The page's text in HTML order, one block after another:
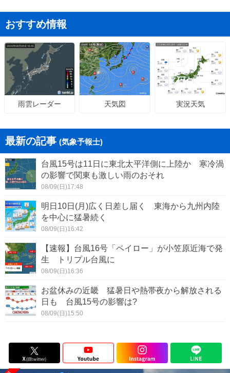
おすすめ情報
雨雲レーダー 天気図 実況天気
最新の記事 (気象予報士)
台風15号は11日に東北太平洋側に上陸か 寒冷渦
の影響で関東も激しい雨のおそれ
08/09(日)17:48
明日10日(月)広く日差し届く 東海から九州内陸
を中心に猛暑続く
08/09(日)16:42
【速報】台風16号「ペイロー」が小笠原近海で発
生 トリプル台風に
08/09(日)16:36
お盆休みの近畿 猛暑日や熱帯夜から解放される
日も 台風15号の影響は?
08/09(日)15:50